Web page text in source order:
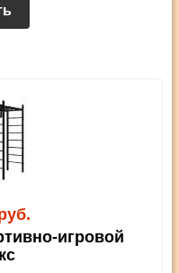
игровой